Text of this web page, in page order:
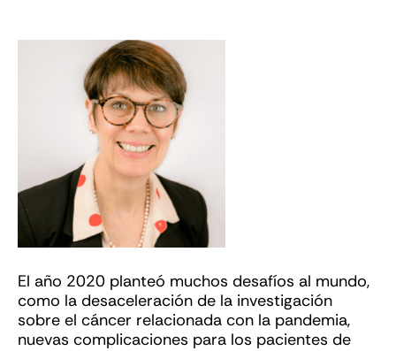
El año 2020 planteó muchos desafíos al mundo,
como la desaceleración de la investigación
sobre el cáncer relacionada con la pandemia,
nuevas complicaciones para los pacientes de